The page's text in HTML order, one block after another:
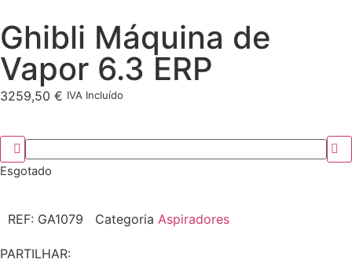
Ghibli Máquina de
Vapor 6.3 ERP
3259,50 € IVA Incluído
Esgotado
REF: GA1079 Categoria Aspiradores
PARTILHAR: